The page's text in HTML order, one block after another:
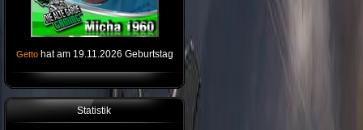
Getto hat am 19.11.2026 Geburtstag
Statistik